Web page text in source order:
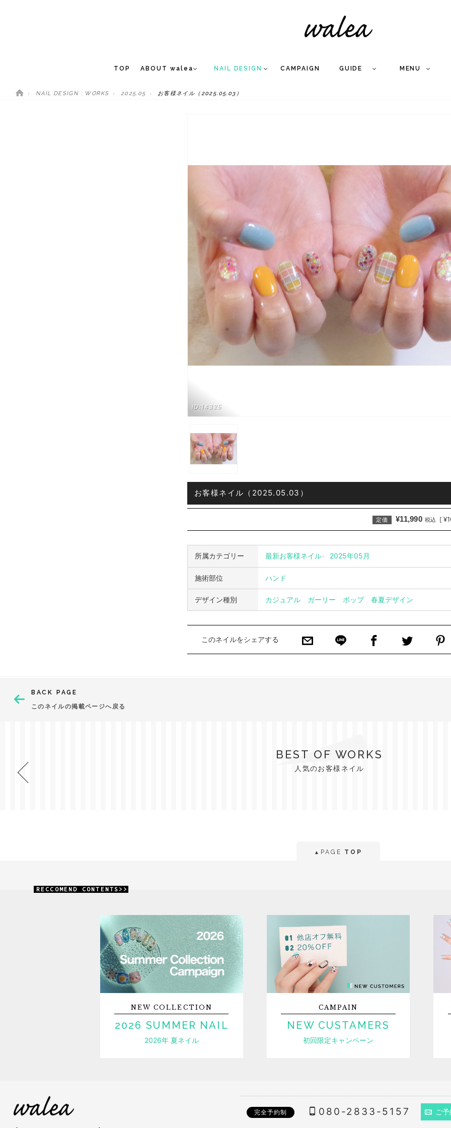
TOP ABOUT walea NAIL DESIGN CAMPAIGN GUIDE MENU
NAIL DESIGN : WORKS 2025.05 お客様ネイル（2025.05.03）
ID:14325
お客様ネイル（2025.05.03）
定価 ¥11,990 税込 [
所属カテゴリー 最新お客様ネイル 2025年05月
施術部位 ハンド
デザイン種別 カジュアル ガーリー ポップ 春夏デザイン
このネイルをシェアする
BACK PAGE
このネイルの掲載ページへ戻る
BEST OF WORKS
人気のお客様ネイル
▲ PAGE TOP
RECCOMEND CONTENTS>>
NEWCOLLECTION
2026 SUMMER NAIL
2026年 夏ネイル
CAMPAIN
NEW CUSTAMERS
初回限定キャンペーン
完全予約制 080-2833-5157 ご